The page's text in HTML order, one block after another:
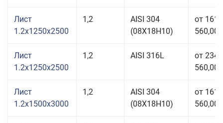
Лист
1.2x1250x2500
1,2
AISI 304
(08Х18Н10)
от 161
560,00
Лист
1.2x1250x2500
1,2 AISI 316L
от 234
560,00
Лист
1.2x1500x3000
1,2
AISI 304
(08Х18Н10)
от 161
560,00